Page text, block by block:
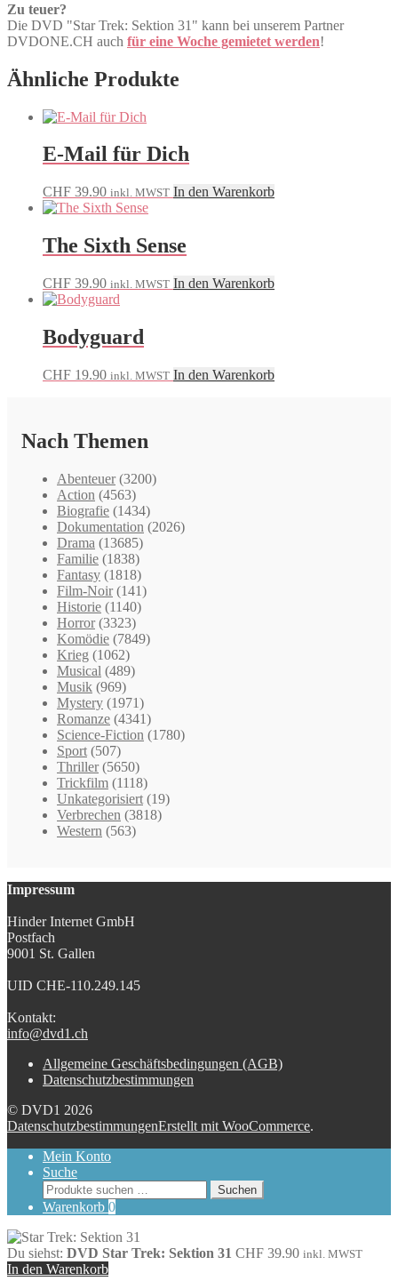
Zu teuer?
Die DVD "Star Trek: Sektion 31" kann bei unserem Partner
DVDONE.CH auch für eine Woche gemietet werden!
Ähnliche Produkte
E-Mail für Dich
CHF 39.90 inkl. MWST In den Warenkorb
The Sixth Sense
CHF 39.90 inkl. MWST In den Warenkorb
Bodyguard
CHF 19.90 inkl. MWST In den Warenkorb
Nach Themen
Abenteuer (3200)
Action (4563)
Biografie (1434)
Dokumentation (2026)
Drama (13685)
Familie (1838)
Fantasy (1818)
Film-Noir (141)
Historie (1140)
Horror (3323)
Komödie (7849)
Krieg (1062)
Musical (489)
Musik (969)
Mystery (1971)
Romanze (4341)
Science-Fiction (1780)
Sport (507)
Thriller (5650)
Trickfilm (1118)
Unkategorisiert (19)
Verbrechen (3818)
Western (563)
Impressum
Hinder Internet GmbH
Postfach
9001 St. Gallen
UID CHE-110.249.145
Kontakt:
info@dvd1.ch
Allgemeine Geschäftsbedingungen (AGB)
Datenschutzbestimmungen
© DVD1 2026
DatenschutzbestimmungenErstellt mit WooCommerce.
Mein Konto
Suche
Suchen
nach:
Suchen
Warenkorb 0
Du siehst: DVD Star Trek: Sektion 31 CHF 39.90 inkl. MWST
In den Warenkorb